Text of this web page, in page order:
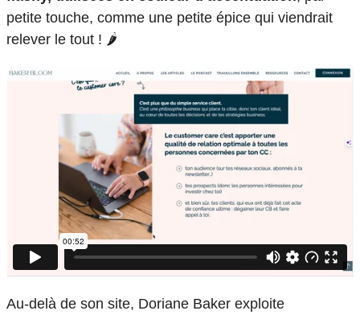
petite touche, comme une petite épice qui viendrait
relever le tout ! 🌶️
Au-delà de son site, Doriane Baker exploite